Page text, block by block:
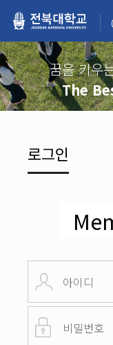
꿈을 키우
The
로그인